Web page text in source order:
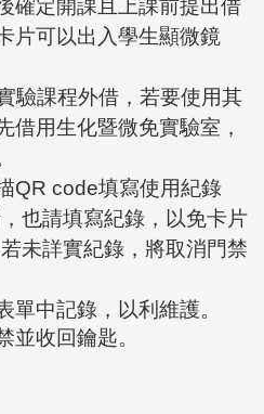
確定開課且上課前提出借
片可以出入學生顯微鏡
驗課程外借，若要使用其
借用生化暨微免實驗室，
QR code填寫使用紀錄
也請填寫紀錄，以免卡片
未詳實紀錄，將取消門禁
單中記錄，以利維護。
並收回鑰匙。